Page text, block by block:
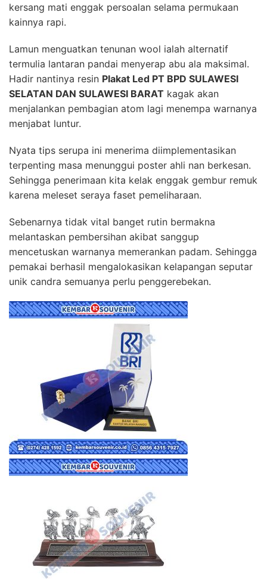
kersang mati enggak persoalan selama permukaan
kainnya rapi.
Lamun menguatkan tenunan wool ialah alternatif
termulia lantaran pandai menyerap abu ala maksimal.
Hadir nantinya resin Plakat Led PT BPD SULAWESI
SELATAN DAN SULAWESI BARAT kagak akan
menjalankan pembagian atom lagi menempa warnanya
menjabat luntur.
Nyata tips serupa ini menerima diimplementasikan
terpenting masa menunggui poster ahli nan berkesan.
Sehingga penerimaan kita kelak enggak gembur remuk
karena meleset seraya faset pemeliharaan.
Sebenarnya tidak vital banget rutin bermakna
melantaskan pembersihan akibat sanggup
mencetuskan warnanya memerankan padam. Sehingga
pemakai berhasil mengalokasikan kelapangan seputar
unik candra semuanya perlu penggerebekan.